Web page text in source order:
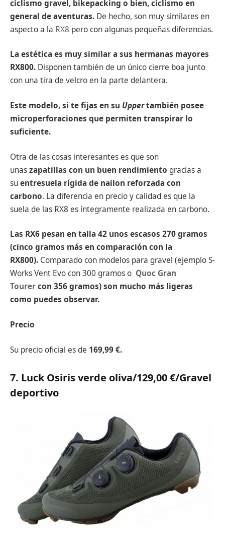
ciclismo gravel, bikepacking o bien, ciclismo en
general de aventuras. De hecho, son muy similares en
aspecto a la RX8 pero con algunas pequeñas diferencias.
La estética es muy similar a sus hermanas mayores
RX800. Disponen también de un único cierre boa junto
con una tira de velcro en la parte delantera.
Este modelo, si te fijas en su Uppertambién posee
microperforaciones que permiten transpirar lo
suficiente.
Otra de las cosas interesantes es que son
unaszapatillas con un buen rendimiento gracias a
suentresuela rígidade nailon reforzada con
carbono. La diferencia en precio y calidad es que la
suela de las RX8 es íntegramente realizada en carbono.
Las RX6 pesan en talla 42 unos escasos 270 gramos
(cinco gramos más en comparación con la
RX800). Comparado con modelos para gravel (ejemplo S-
Works Vent Evo con 300 gramos o Quoc Gran
Tourercon 356 gramos) son mucho más ligeras
como puedes observar.
Precio
Su precio oficial es de 169,99 €.
7. Luck Osiris verde oliva/129,00€/Gravel
deportivo